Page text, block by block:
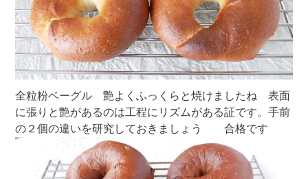
全粒粉ベーグル 艶よくふっくらと焼けましたね 表面
に張りと艶があるのは工程にリズムがある証です。手前
の２個の違いを研究しておきましょう 合格です